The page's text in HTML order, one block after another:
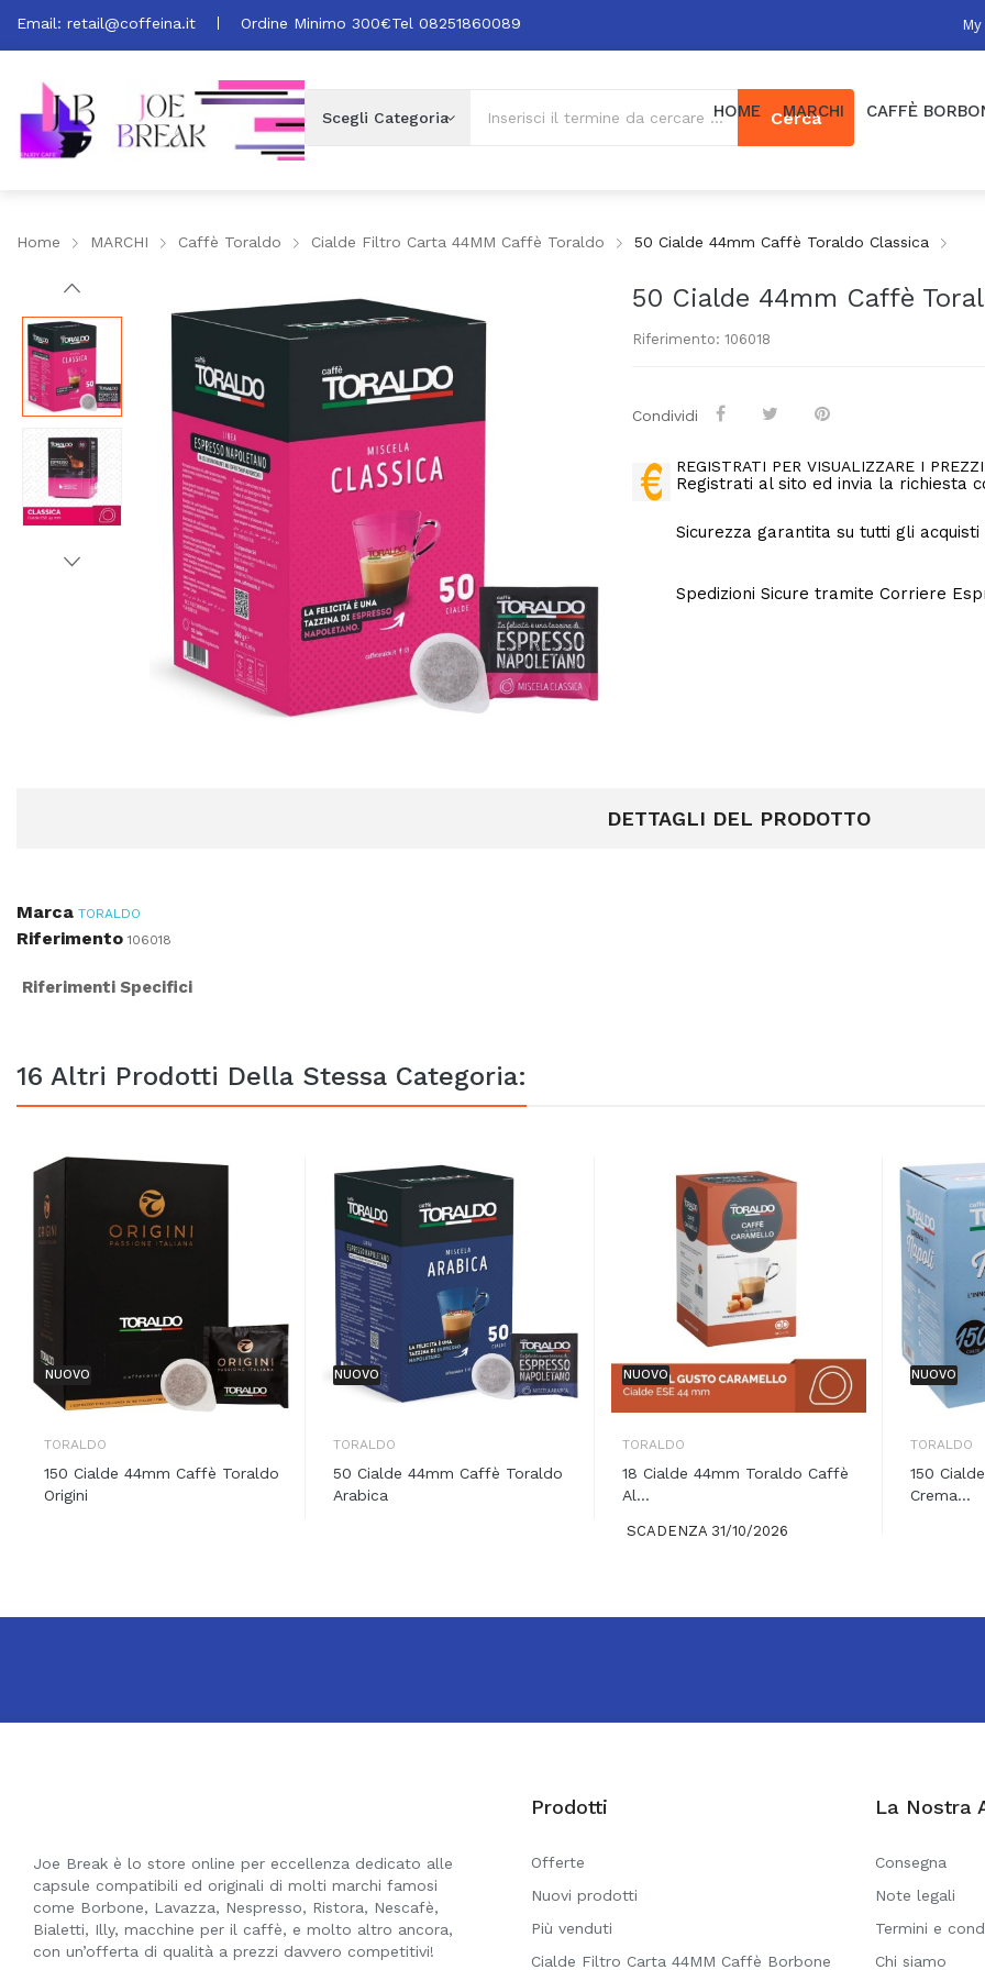
Email: retail@coffeina.it Ordine Minimo 300€Tel 08251860089
Cerca
HOME MARCHI CAFFÈ
Home MARCHI Caffè Toraldo Cialde Filtro Carta 44MM Caffè Toraldo 50 Cialde 44mm Caffè Toraldo Classica
50 Cialde 44mm Caffè
Riferimento: 106018
Condividi
REGISTRATI PER VISUALIZZARE I PREZZI
Registrati al sito ed invia la richiesta
Sicurezza garantita su tutti gli acquisti
Spedizioni Sicure tramite Corriere
DETTAGLI DEL PRODOTTO
Marca TORALDO
Riferimento 106018
Riferimenti Specifici
16 Altri Prodotti Della Stessa Categoria:
NUOVO
TORALDO
150 Cialde 44mm Caffè Toraldo
Origini
NUOVO
TORALDO
50 Cialde 44mm Caffè Toraldo
Arabica
NUOVO
TORALDO
18 Cialde 44mm Toraldo Caffè
Al...
SCADENZA 31/10/2026
NUOVO
TORALDO
150
Crema...
Joe Break è lo store online per eccellenza dedicato alle
capsule compatibili ed originali di molti marchi famosi
come Borbone, Lavazza, Nespresso, Ristora, Nescafè,
Bialetti, Illy, macchine per il caffè, e molto altro ancora,
con un’offerta di qualità a prezzi davvero competitivi!
Prodotti
Offerte
Nuovi prodotti
Più venduti
Cialde Filtro Carta 44MM Caffè Borbone
La Nostra
Consegna
Note legali
Termini e
Chi siamo